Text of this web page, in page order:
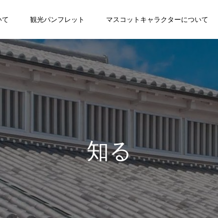
て 観光パンフレット マスコットキャラクターについて
知る